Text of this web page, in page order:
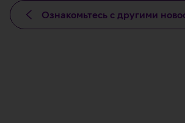
Ознакомьтесь с другими